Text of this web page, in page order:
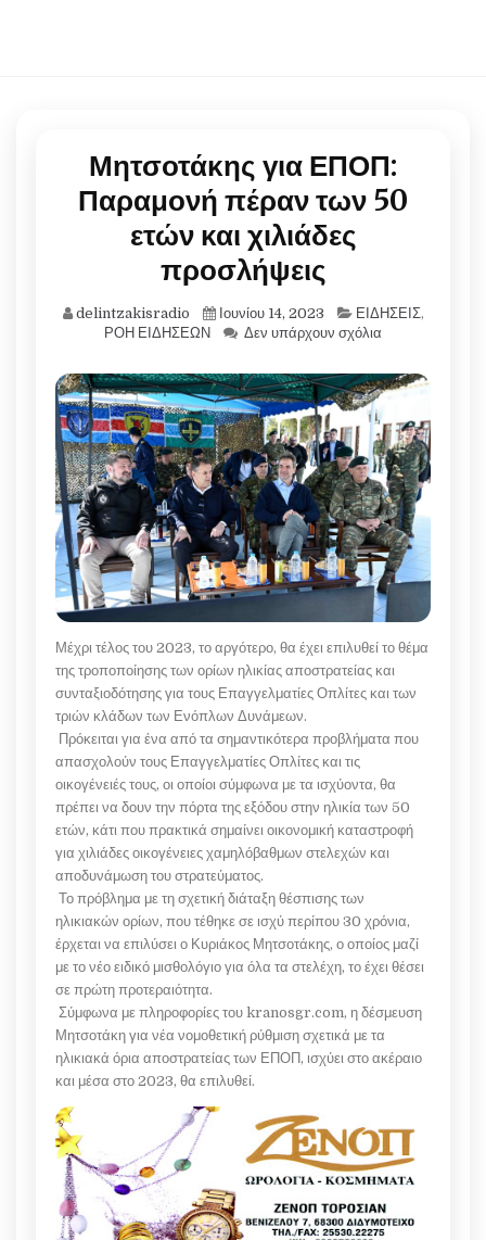
Μητσοτάκης για ΕΠΟΠ:
Παραμονή πέραν των 50
ετών και χιλιάδες
προσλήψεις
delintzakisradio Ιουνίου 14, 2023 ΕΙΔΗΣΕΙΣ,
ΡΟΗ ΕΙΔΗΣΕΩΝ
Δεν υπάρχουν σχόλια
Μέχρι τέλος του 2023, το αργότερο, θα έχει επιλυθεί το θέμα
της τροποποίησης των ορίων ηλικίας αποστρατείας και
συνταξιοδότησης για τους Επαγγελματίες Οπλίτες και των
τριών κλάδων των Ενόπλων Δυνάμεων.
Πρόκειται για ένα από τα σημαντικότερα προβλήματα που
απασχολούν τους Επαγγελματίες Οπλίτες και τις
οικογένειές τους, οι οποίοι σύμφωνα με τα ισχύοντα, θα
πρέπει να δουν την πόρτα της εξόδου στην ηλικία των 50
ετών, κάτι που πρακτικά σημαίνει οικονομική καταστροφή
για χιλιάδες οικογένειες χαμηλόβαθμων στελεχών και
αποδυνάμωση του στρατεύματος.
Το πρόβλημα με τη σχετική διάταξη θέσπισης των
ηλικιακών ορίων, που τέθηκε σε ισχύ περίπου 30 χρόνια,
έρχεται να επιλύσει ο Κυριάκος Μητσοτάκης, ο οποίος μαζί
με το νέο ειδικό μισθολόγιο για όλα τα στελέχη, το έχει θέσει
σε πρώτη προτεραιότητα.
Σύμφωνα με πληροφορίες του kranosgr.com, η δέσμευση
Μητσοτάκη για νέα νομοθετική ρύθμιση σχετικά με τα
ηλικιακά όρια αποστρατείας των ΕΠΟΠ, ισχύει στο ακέραιο
και μέσα στο 2023, θα επιλυθεί.